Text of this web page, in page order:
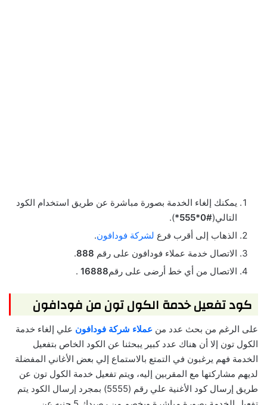
يمكنك إلغاء الخدمة بصورة مباشرة عن طريق استخدام الكود
التالي(#0*555*
).
الذهاب إلى أقرب فرع لشركة فودافون.
الاتصال خدمة عملاء فودافون على رقم 888
.
الاتصال من أي خط أرضى على رقم16888
.
كود تفعيل خدمة الكول تون من فودافون
على الرغم من بحث عدد من عملاء شركة فودافون علي إلغاء خدمة
الكول تون إلا أن هناك عدد كبير يبحثنا عن الكود الخاص بتفعيل
الخدمة فهم يرغبون في التمتع بالاستماع إلي بعض الأغاني المفضلة
لديهم مشاركتها مع المقربين إليه، ويتم تفعيل خدمة الكول تون عن
طريق إرسال كود الأغنية علي رقم (5555) بمجرد إرسال الكود يتم